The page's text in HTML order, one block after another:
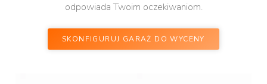
odpowiada Twoim oczekiwaniom.
SKONFIGURUJ GARAŻ DO WYCENY